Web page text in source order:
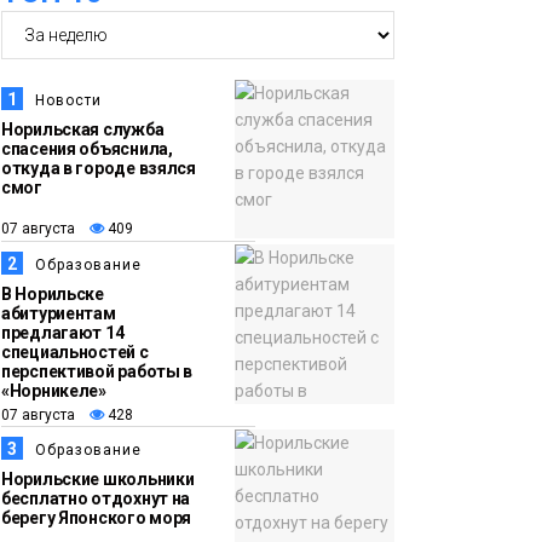
14:30
07 августа
Новости
Ленинский проспект
частично закроют в
связи с Днём
рождения «Башни»
13:59
07 августа
Новости
«Домик Хоббитов» и
«Самолёт в облаках»
появятся в Кайеркане
13:08
07 августа
Новости
Предстоящие
выходные в
Норильске будут
зябкими, пасмурными
и дождливыми
1 Новости
Норильская служба
спасения объяснила,
откуда в городе взялся
смог
07 августа 409
2 Образование
В Норильске
абитуриентам
предлагают 14
специальностей с
перспективой работы в
«Норникеле»
07 августа 428
3 Образование
Норильские школьники
бесплатно отдохнут на
берегу Японского моря